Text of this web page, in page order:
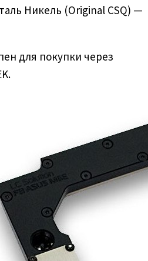
Никель (Original CSQ) —
для покупки через